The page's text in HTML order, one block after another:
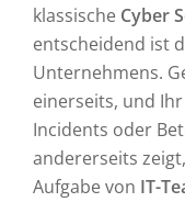
klassische Cyber
entscheidend ist
Unternehmens.
einerseits, und
Incidents oder
andererseits
Aufgabe von IT-